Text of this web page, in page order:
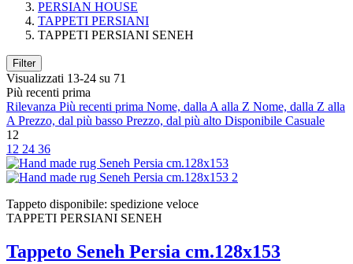
PERSIAN HOUSE
TAPPETI PERSIANI
TAPPETI PERSIANI SENEH
Filter
Visualizzati 13-24 su 71
Più recenti prima
Rilevanza Più recenti prima Nome, dalla A alla Z Nome, dalla Z alla
A Prezzo, dal più basso Prezzo, dal più alto Disponibile Casuale
12
12 24 36
Cancella filtri
€
€
Produttori
Visualizza i prodotti a 71
Tappeto disponibile: spedizione veloce
TAPPETI PERSIANI SENEH
Tappeto Seneh Persia cm.128x153